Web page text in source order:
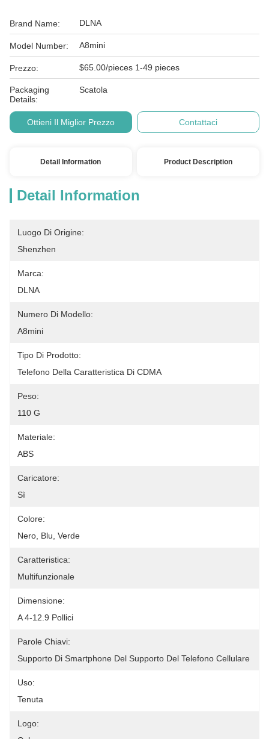
Brand Name: DLNA
Model Number: A8mini
Prezzo: $65.00/pieces 1-49 pieces
Packaging
Details:
Scatola
Ottieni Il Miglior Prezzo Contattaci
Detail Information Product Description
Detail Information
Luogo Di Origine:
Shenzhen
Marca:
DLNA
Numero Di Modello:
A8mini
Tipo Di Prodotto:
Telefono Della Caratteristica Di CDMA
Peso:
110 G
Materiale:
ABS
Caricatore:
Sì
Colore:
Nero, Blu, Verde
Caratteristica:
Multifunzionale
Dimensione:
A 4-12.9 Pollici
Parole Chiavi:
Supporto Di Smartphone Del Supporto Del Telefono Cellulare
Uso:
Tenuta
Logo: